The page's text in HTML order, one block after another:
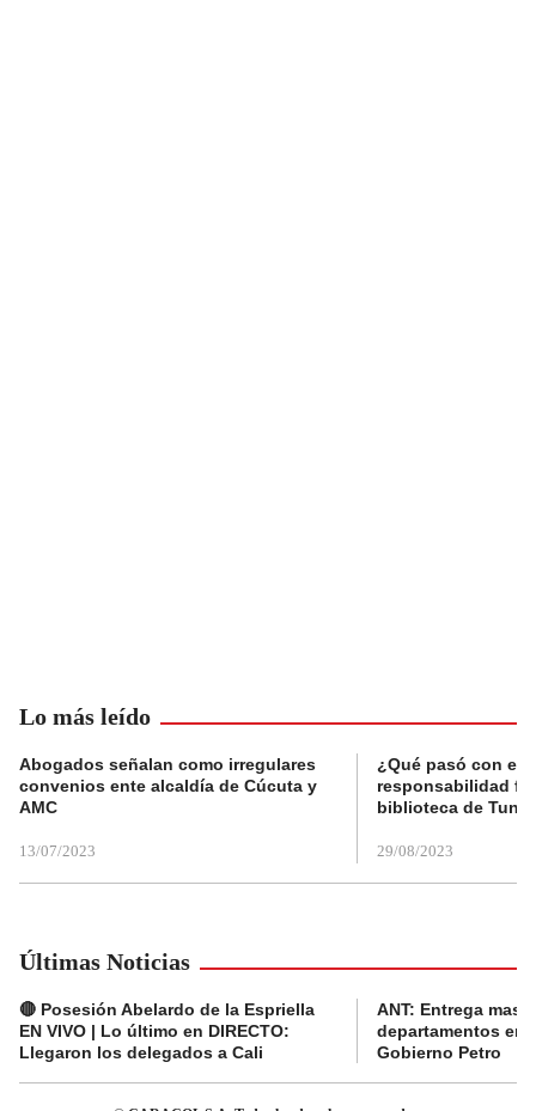
Lo más leído
Abogados señalan como irregulares
convenios ente alcaldía de Cúcuta y
AMC
13/07/2023
¿Qué pasó con el
responsabilidad
biblioteca de
29/08/2023
Últimas Noticias
🔴 Posesión Abelardo de la Espriella
EN VIVO | Lo último en DIRECTO:
Llegaron los delegados a Cali
ANT: Entrega
departamentos en
Gobierno Petro